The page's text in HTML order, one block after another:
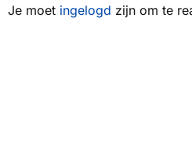
Je moet ingelogd zijn om te